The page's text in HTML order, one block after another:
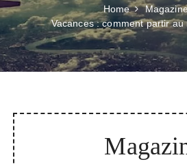
Home
Vacances : comment partir au